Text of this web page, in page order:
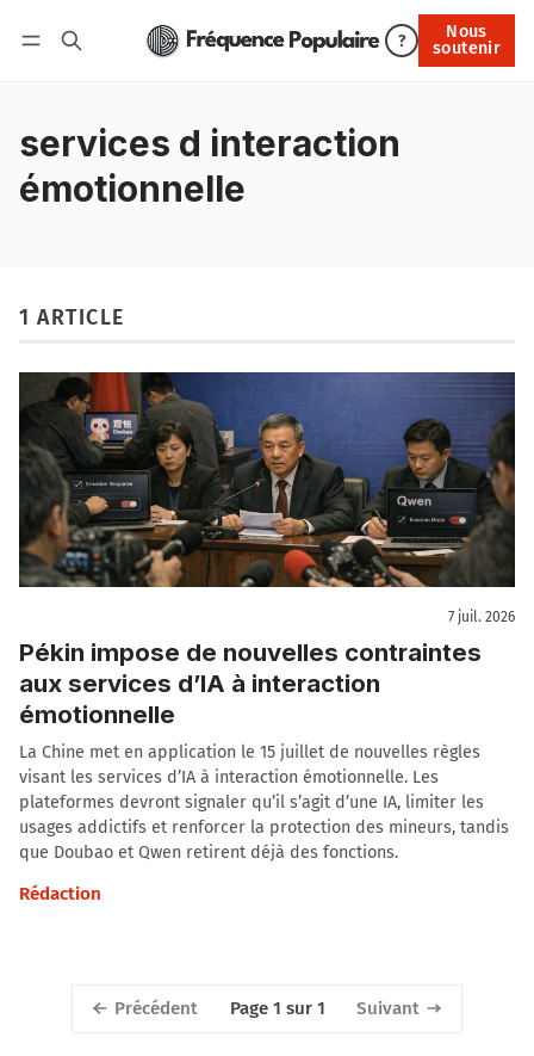
?
Nous
soutenir
Nous soutenir
services d interaction
émotionnelle
1 ARTICLE
7 juil. 2026
Pékin impose de nouvelles contraintes
aux services d’IA à interaction
émotionnelle
La Chine met en application le 15 juillet de nouvelles règles
visant les services d’IA à interaction émotionnelle. Les
plateformes devront signaler qu’il s’agit d’une IA, limiter les
usages addictifs et renforcer la protection des mineurs, tandis
que Doubao et Qwen retirent déjà des fonctions.
Rédaction
Précédent Page 1 sur 1 Suivant